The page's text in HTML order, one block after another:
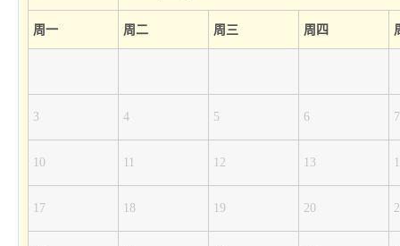
周一 周二 周三 周四
3 4 5 6 7
10 11 12 13
17 18 19 20